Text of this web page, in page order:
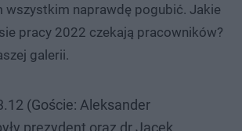
wszystkim naprawdę pogubić. Jakie
pracy 2022 czekają pracowników?
galerii.
(Goście: Aleksander
prezydent oraz dr Jacek